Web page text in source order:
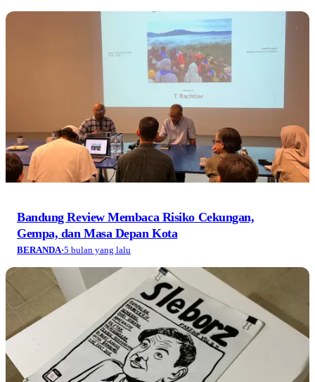
Bandung Review Membaca Risiko Cekungan,
Gempa, dan Masa Depan Kota
BERANDA·5 bulan yang lalu